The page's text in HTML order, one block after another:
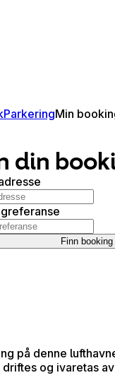
ParkeringMin
din
Finn booking
på denne
og ivaretas